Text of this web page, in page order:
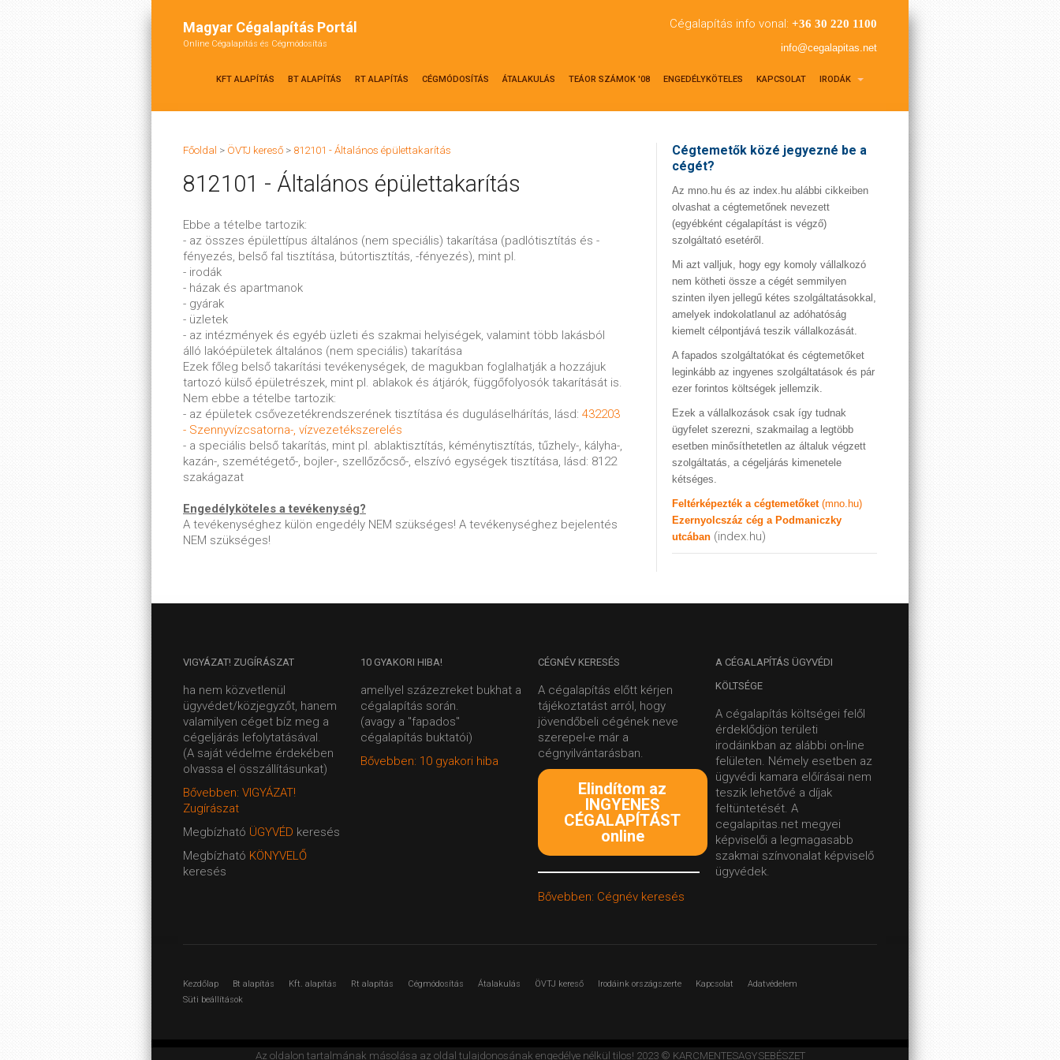
Magyar Cégalapítás Portál
Online Cégalapítás és Cégmódosítás
Cégalapítás info vonal: +36 30 220 1100
info@cegalapitas.net
KFT ALAPÍTÁS BT ALAPÍTÁS RT ALAPÍTÁS CÉGMÓDOSÍTÁS ÁTALAKULÁS TEÁOR SZÁMOK '08 ENGEDÉLYKÖTELES KAPCSOLAT IRODÁK
Főoldal > ÖVTJ kereső > 812101 - Általános épülettakarítás
812101 - Általános épülettakarítás
Ebbe a tételbe tartozik:
- az összes épülettípus általános (nem speciális) takarítása (padlótisztítás és -
fényezés, belső fal tisztítása, bútortisztítás, -fényezés), mint pl.
- irodák
- házak és apartmanok
- gyárak
- üzletek
- az intézmények és egyéb üzleti és szakmai helyiségek, valamint több lakásból
álló lakóépületek általános (nem speciális) takarítása
Ezek főleg belső takarítási tevékenységek, de magukban foglalhatják a hozzájuk
tartozó külső épületrészek, mint pl. ablakok és átjárók, függőfolyosók takarítását is.
Nem ebbe a tételbe tartozik:
- az épületek csővezetékrendszerének tisztítása és duguláselhárítás, lásd: 432203
- Szennyvízcsatorna-, vízvezetékszerelés
- a speciális belső takarítás, mint pl. ablaktisztítás, kéménytisztítás, tűzhely-, kályha-,
kazán-, szemétégető-, bojler-, szellőzőcső-, elszívó egységek tisztítása, lásd: 8122
szakágazat
Engedélyköteles a tevékenység?
A tevékenységhez külön engedély NEM szükséges! A tevékenységhez bejelentés
NEM szükséges!
Cégtemetők közé jegyezné be a
cégét?
Az mno.hu és az index.hu alábbi cikkeiben
olvashat a cégtemetőnek nevezett
(egyébként cégalapítást is végző)
szolgáltató esetéről.
Mi azt valljuk, hogy egy komoly vállalkozó
nem kötheti össze a cégét semmilyen
szinten ilyen jellegű kétes szolgáltatásokkal,
amelyek indokolatlanul az adóhatóság
kiemelt célpontjává teszik vállalkozását.
A fapados szolgáltatókat és cégtemetőket
leginkább az ingyenes szolgáltatások és pár
ezer forintos költségek jellemzik.
Ezek a vállalkozások csak így tudnak
ügyfelet szerezni, szakmailag a legtöbb
esetben minősíthetetlen az általuk végzett
szolgáltatás, a cégeljárás kimenetele
kétséges.
Feltérképezték a cégtemetőket (mno.hu)
Ezernyolcszáz cég a Podmaniczky
utcában (index.hu)
VIGYÁZAT! ZUGÍRÁSZAT
ha nem közvetlenül
ügyvédet/közjegyzőt, hanem
valamilyen céget bíz meg a
cégeljárás lefolytatásával.
(A saját védelme érdekében
olvassa el összállításunkat)
Bővebben: VIGYÁZAT!
Zugírászat
Megbízható ÜGYVÉD keresés
Megbízható KÖNYVELŐ
keresés
10 GYAKORI HIBA!
amellyel százezreket bukhat a
cégalapítás során.
(avagy a "fapados"
cégalapítás buktatói)
Bővebben: 10 gyakori hiba
CÉGNÉV KERESÉS
A cégalapítás előtt kérjen
tájékoztatást arról, hogy
jövendőbeli cégének neve
szerepel-e már a
cégnyilvántarásban.
Elindítom az
INGYENES
CÉGALAPÍTÁST
online
Bővebben: Cégnév keresés
A CÉGALAPÍTÁS ÜGYVÉDI
KÖLTSÉGE
A cégalapítás költségei felől
érdeklődjön területi
irodáinkban az alábbi on-line
felületen. Némely esetben az
ügyvédi kamara előírásai nem
teszik lehetővé a díjak
feltüntetését. A
cegalapitas.net megyei
képviselői a legmagasabb
szakmai színvonalat képviselő
ügyvédek.
Kezdőlap Bt alapítás Kft. alapítás Rt alapítás Cégmódosítás Átalakulás ÖVTJ kereső Irodáink országszerte Kapcsolat
Adatvédelem
Süti beállítások
Az oldalon tartalmának másolása az oldal tulajdonosának engedélye nélkül tilos! 2023 © KARCMENTESAGYSEBÉSZET